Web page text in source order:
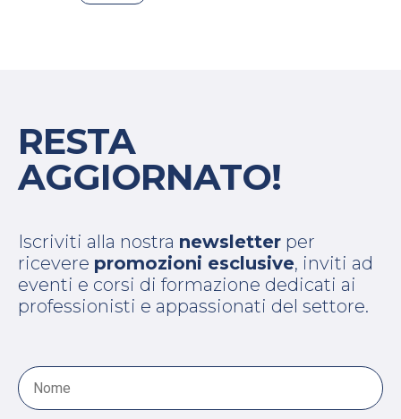
RESTA
AGGIORNATO!
Iscriviti alla nostra newsletter per
ricevere promozioni esclusive, inviti ad
eventi e corsi di formazione dedicati ai
professionisti e appassionati del settore.